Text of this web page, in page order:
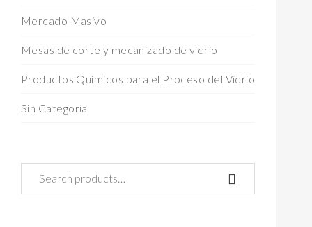
Mercado Masivo
Mesas de corte y mecanizado de vidrio
Productos Químicos para el Proceso del Vidrio
Sin Categoría